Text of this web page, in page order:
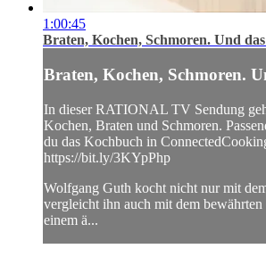
1:00:45
Braten, Kochen, Schmoren. Und
Braten, Kochen, Schmoren.
In dieser RATIONAL TV Sendung
Kochen, Braten und Schmoren.
du das Kochbuch in
https://bit.ly/3KYpPhp
Wolfgang Guth kocht nicht nur mit
vergleicht ihn auch mit dem
einem ä...